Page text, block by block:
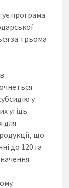
програма
за трьома
в
у
угідь
для
що
до 120 га